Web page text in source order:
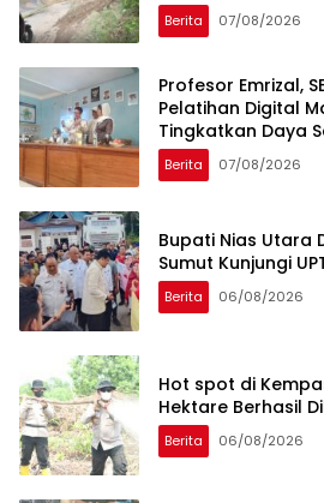
Berita 07/08/2026
Profesor Emrizal,
Pelatihan Digital
Tingkatkan Daya
Toboh Gadang
Berita 07/08/2026
Bupati Nias Utara
Sumut Kunjungi
Berita 06/08/2026
Hot spot di
Hektare Berhasil
Berita 06/08/2026